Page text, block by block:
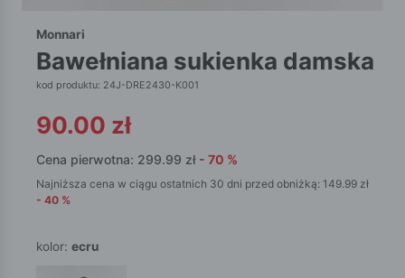
Monnari
bawełniana sukienka damska
kod produktu: 24J-DRE2430-K001
90.00 zł
Cena pierwotna: 299.99 zł - 70 %
Najniższa cena w ciągu ostatnich 30 dni przed obniżką: 149.99 zł
- 40 %
kolor: ecru